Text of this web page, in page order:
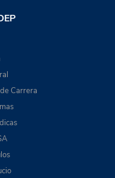
Carrera